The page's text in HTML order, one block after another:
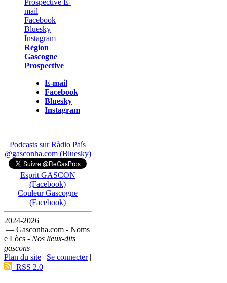
Région
Gascogne
Prospective
E-mail
Facebook
Bluesky
Instagram
Podcasts sur Ràdio País
@gasconha.com (Bluesky)
Esprit GASCON
(Facebook)
Couleur Gascogne
(Facebook)
2024-2026
— Gasconha.com - Noms
e Lòcs - Nos lieux-dits
gascons
Plan du site | Se connecter|
RSS 2.0